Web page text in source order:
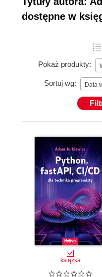
nauczyciel młodzieży,
dostępne w
Pokaż produkty:
Sortuj wg: Data
książka